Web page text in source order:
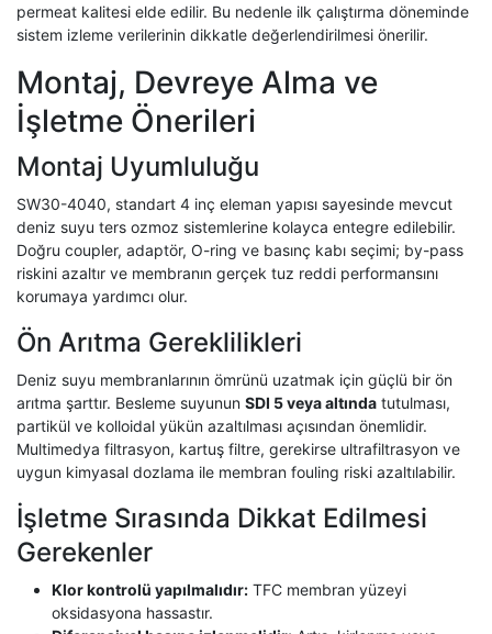
permeat kalitesi elde edilir. Bu nedenle ilk çalıştırma döneminde
sistem izleme verilerinin dikkatle değerlendirilmesi önerilir.
Montaj, Devreye Alma ve
İşletme Önerileri
Montaj Uyumluluğu
SW30-4040, standart 4 inç eleman yapısı sayesinde mevcut
deniz suyu ters ozmoz sistemlerine kolayca entegre edilebilir.
Doğru coupler, adaptör, O-ring ve basınç kabı seçimi; by-pass
riskini azaltır ve membranın gerçek tuz reddi performansını
korumaya yardımcı olur.
Ön Arıtma Gereklilikleri
Deniz suyu membranlarının ömrünü uzatmak için güçlü bir ön
arıtma şarttır. Besleme suyunun SDI 5 veya altında tutulması,
partikül ve kolloidal yükün azaltılması açısından önemlidir.
Multimedya filtrasyon, kartuş filtre, gerekirse ultrafiltrasyon ve
uygun kimyasal dozlama ile membran fouling riski azaltılabilir.
İşletme Sırasında Dikkat Edilmesi
Gerekenler
Klor kontrolü yapılmalıdır: TFC membran yüzeyi
oksidasyona hassastır.